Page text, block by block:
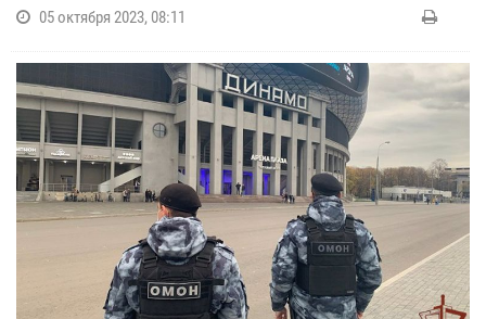
05 октября 2023, 08:11